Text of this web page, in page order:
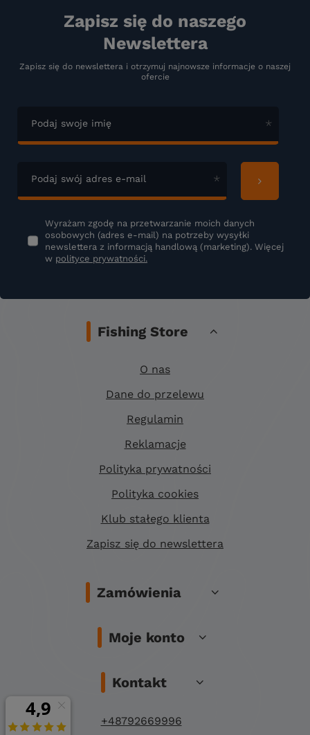
Zapisz się do naszego
Newslettera
Zapisz się do newslettera i otrzymuj najnowsze informacje o naszej
ofercie
Podaj swoje imię
Podaj swój adres e-mail
Wyrażam zgodę na przetwarzanie moich danych
osobowych (adres e-mail) na potrzeby wysyłki
newslettera z informacją handlową (marketing). Więcej
w polityce prywatności.
Fishing Store
O nas
Dane do przelewu
Regulamin
Reklamacje
Polityka prywatności
Polityka cookies
Klub stałego klienta
Zapisz się do newslettera
Zamówienia
Moje konto
Kontakt
+48792669996